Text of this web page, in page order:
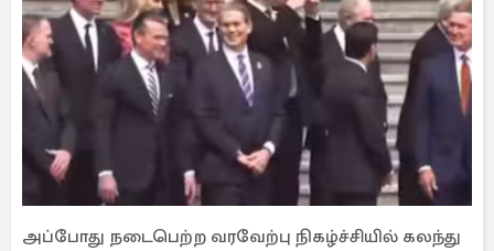
அப்போது நடைபெற்ற வரவேற்பு நிகழ்ச்சியில் கலந்து